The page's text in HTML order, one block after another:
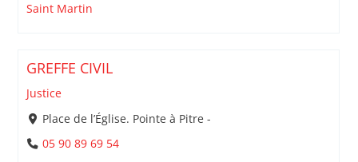
Saint Martin
GREFFE CIVIL
Justice
Place de l’Église. Pointe à Pitre -
05 90 89 69 54